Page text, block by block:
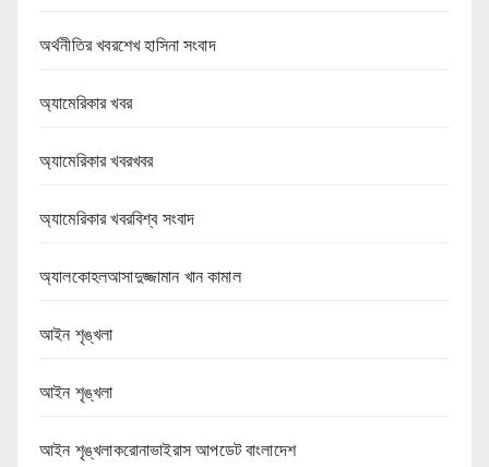
অর্থনীতির খবরশেখ হাসিনা সংবাদ
অ্যামেরিকার খবর
অ্যামেরিকার খবরখবর
অ্যামেরিকার খবরবিশ্ব সংবাদ
অ্যালকোহলআসাদুজ্জামান খান কামাল
আইন শৃঙ্খলা
আইন শৃঙ্খলা
আইন শৃঙ্খলাকরোনাভাইরাস আপডেট বাংলাদেশ